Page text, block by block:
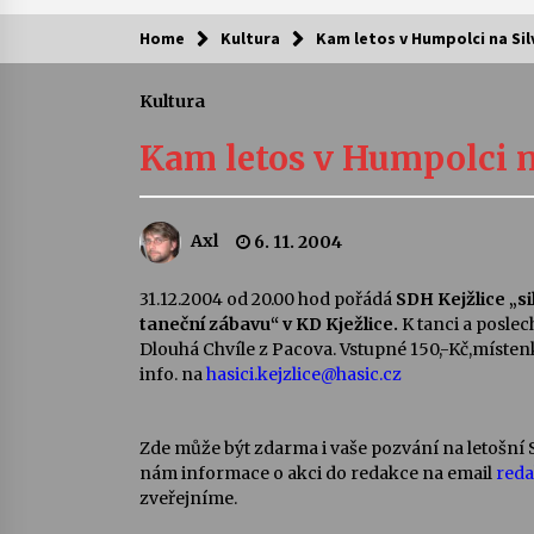
Kam za kulturou?
Camerata a Sukuba Ensemble
4. 8. 2026
Pozvánka na integrační festival
Quijotova šedesátka: 28. 7.–1. 8.
28. 7. 2026
Letní koncerty ve Stromovce:
Miller
Za kulturou kousek za Humpolec. V
Želivě ožije odkaz Josefa Čapka
Home Kultura Kam letos v Humpolci na
Kultura
Kam letos v Humpolci
Axl 6. 11. 2004
31.12.2004 od 20.00 hod pořádá SDH Kejžlice
taneční zábavu“ v KD Kježlice. K tanci a
Dlouhá Chvíle z Pacova. Vstupné 150,-
info. nahasici.kejzlice@hasic.cz
Zde může být zdarma i vaše pozvání na letošní
nám informace o akci do redakce na email
zveřejníme.